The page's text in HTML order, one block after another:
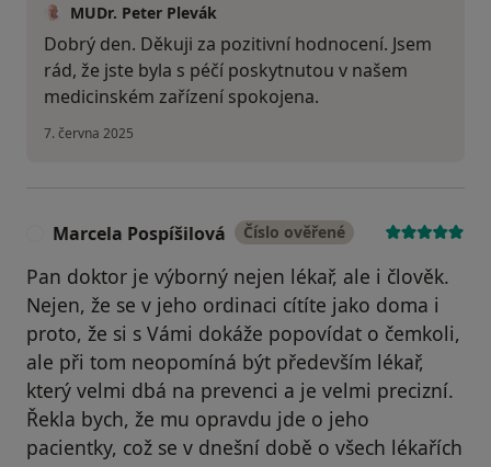
MUDr. Peter Plevák
Dobrý den. Děkuji za pozitivní hodnocení. Jsem
rád, že jste byla s péčí poskytnutou v našem
medicinském zařízení spokojena.
7. června 2025
Marcela Pospíšilová Číslo ověřené
Pan doktor je výborný nejen lékař, ale i člověk.
Nejen, že se v jeho ordinaci cítíte jako doma i
proto, že si s Vámi dokáže popovídat o čemkoli,
ale při tom neopomíná být především lékař,
který velmi dbá na prevenci a je velmi precizní.
Řekla bych, že mu opravdu jde o jeho
pacientky, což se v dnešní době o všech lékařích